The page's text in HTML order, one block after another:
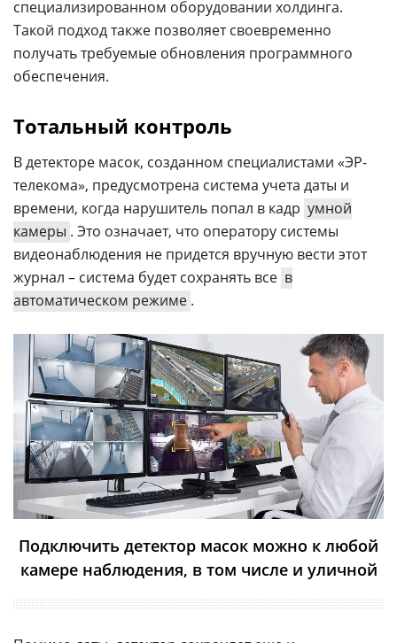
специализированном оборудовании холдинга.
Такой подход также позволяет своевременно
получать требуемые обновления программного
обеспечения.
Тотальный контроль
В детекторе масок, созданном специалистами «ЭР-
телекома», предусмотрена система учета даты и
времени, когда нарушитель попал в кадр умной
камеры . Это означает, что оператору системы
видеонаблюдения не придется вручную вести этот
журнал – система будет сохранять все в
автоматическом режиме .
Подключить детектор масок можно к любой
камере наблюдения, в том числе и уличной